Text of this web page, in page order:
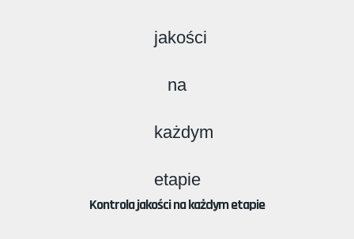
Kontrola jakości na każdym etapie